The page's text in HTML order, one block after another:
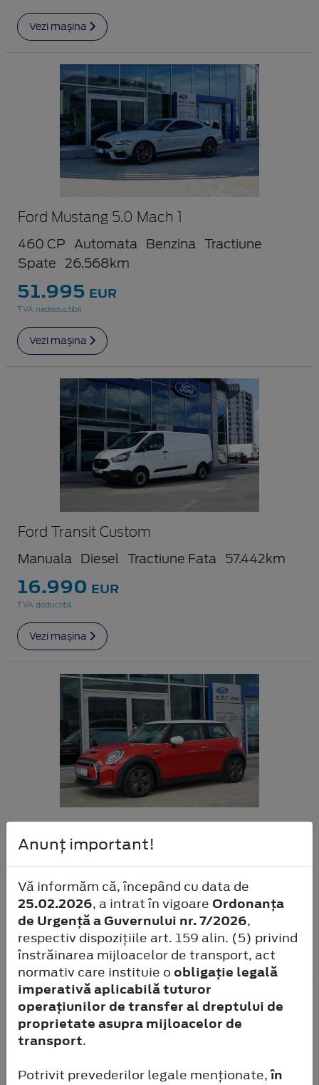
Vezi mașina
Ford Mustang 5.0 Mach 1
460 CP Automata Benzina Tractiune
Spate
26.568km
51.995 EUR
TVA nedeductibil
Vezi mașina
Ford Transit Custom
Manuala Diesel Tractiune Fata 57.442km
16.990 EUR
TVA deductibil
Vezi mașina
184 CP Automata Electric
18.990EUR
TVA nedeductibil
Vezi mașina
Anunț important!
Vă informăm că, începând cu data de
25.02.2026, a intrat în vigoare Ordonanța
de Urgență a Guvernului nr. 7/2026,
respectiv dispozițiile art. 159 alin. (5) privind
înstrăinarea mijloacelor de transport, act
normativ care instituie o obligație legală
imperativă aplicabilă tuturor
operațiunilor de transfer al dreptului de
proprietate asupra mijloacelor de
transport.
Potrivit prevederilor legale menționate,în